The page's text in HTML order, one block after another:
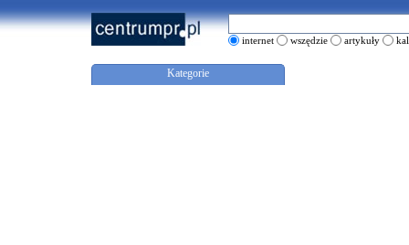
internet wszędzie artykuły
Kategorie